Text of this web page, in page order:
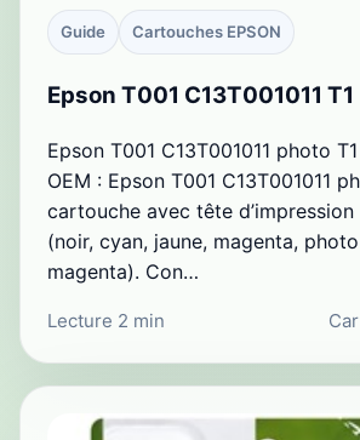
Guide Cartouches EPSON
Epson T001 C13T001011 T1
Epson T001 C13T001011 photo
OEM : Epson T001 C13T001011
cartouche avec tête
(noir, cyan, jaune, magenta,
magenta). Con…
Lecture 2 min